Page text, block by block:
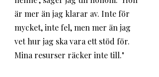
är mer än jag klarar av. Inte för
mycket, inte fel, men mer än jag
vet hur jag ska vara ett stöd för.
Mina resurser räcker inte till."